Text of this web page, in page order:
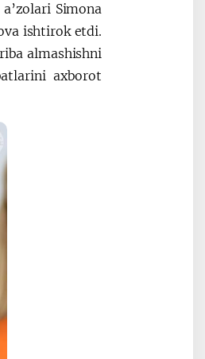
Simona
ishtirok etdi.
almashishni
axborot